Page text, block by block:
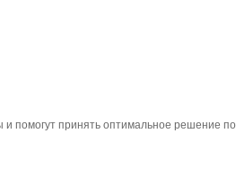
и помогут принять оптимальное решение по